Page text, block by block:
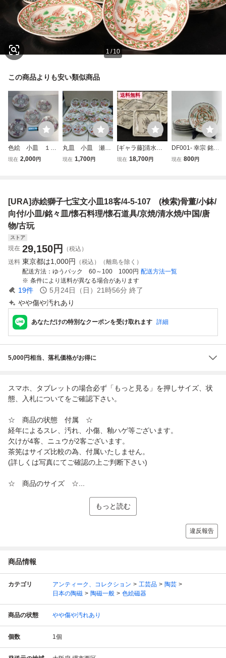
1 / 10
この商品よりも安い類似商品
色絵 小皿 １０
枚 獅子
現在 2,000円
丸皿 小皿 瀬戸
焼 17枚 ②
現在 1,700円
送料無料
[ギャラ藤]清水焼
花絵小皿19客/G-2
現在 18,700円
DF001- 幸宗 銘々
皿 5枚 鳳凰唐草文
現在 800円
[URA]赤絵獅子七宝文小皿18客/4-5-107 (検索)骨董/小鉢/
向付/小皿/銘々皿/懐石料理/懐石道具/京焼/清水焼/中国/唐
物/古玩
ストア
現在 29,150円
（税込）
送料 東京都は1,000円
（税込）（離島を除く）
配送方法
ゆうパック 60～100 1000円 配送方法一覧
条件により送料が異なる場合があります
19件 5月24日（日）21時56分 終了
やや傷や汚れあり
あなただけの特別なクーポンを受け取れます 詳細
5,000円相当、落札価格がお得に
スマホ、タブレットの場合必ず「もっと見る」を押しサイズ、状
態、入札についてをご確認下さい。
☆ 商品の状態 付属 ☆
経年によるスレ、汚れ、小傷、釉ハゲ等ございます。
欠けが4客、ニュウが2客ございます。
茶筅はサイズ比較の為、付属いたしません。
(詳しくは写真にてご確認の上ご判断下さい)
☆ 商品のサイズ ☆...
もっと読む
違反報告
商品情報
カテゴリ アンティーク、コレクション 工芸品
陶芸
日本の陶磁
陶磁一般 色絵磁器
商品の状態 やや傷や汚れあり
個数 1個